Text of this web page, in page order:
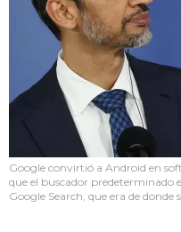
Google convirtió a Android en
que el buscador predeterminado
Google Search, que era de donde